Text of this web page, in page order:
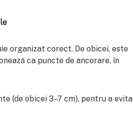
organizat corect. De obicei, este
ca puncte de ancorare, în
(de obicei 3–7 cm), pentru a evita